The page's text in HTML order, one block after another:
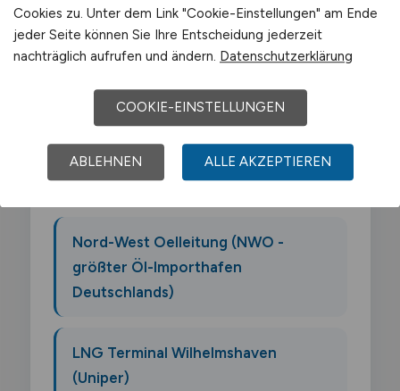
JadeWeserPort Betreiber
(Eurogate)
Nord-LB Standort
Raffinerie Heide (nahe)
Nord-West Oelleitung (NWO -
größter Öl-Importhafen
Deutschlands)
LNG Terminal Wilhelmshaven
(Uniper)
Cookies zu. Unter dem Link "Cookie-Einstellungen" am Ende
jeder Seite können Sie Ihre Entscheidung jederzeit
nachträglich aufrufen und ändern. Datenschutzerklärung
COOKIE-EINSTELLUNGEN
ABLEHNEN ALLE AKZEPTIEREN